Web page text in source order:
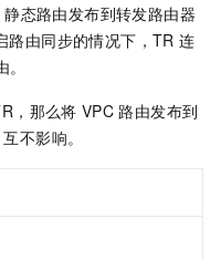
静态路由发布到转发路由器
路由同步的情况下，TR 连
，那么将 VPC 路由发布到
不影响。